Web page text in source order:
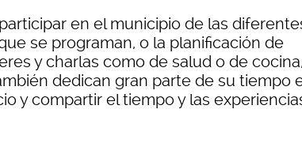
en el municipio de las
se programan, o la planificación de
y charlas como de salud o de
dedican gran parte de su tiempo
y compartir el tiempo y las